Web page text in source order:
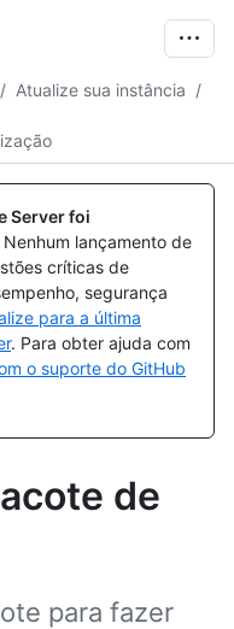
/ Atualize sua instância /
Server foi
Nenhum lançamento de
críticas de
segurança
para a última
. Para obter ajuda com
o suporte do GitHub
de
para fazer